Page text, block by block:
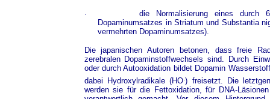
·
die Normalisierung eines durch
Dopaminumsatzes in Striatum und Substantia
vermehrten Dopaminumsatzes).
Die japanischen Autoren betonen, dass freie
zerebralen Dopaminstoffwechsels sind. Durch
oder durch Autooxidation bildet Dopamin
dabei Hydroxylradikale (HO .) freisetzt. Die
werden sie für die Fettoxidation, für DNA-